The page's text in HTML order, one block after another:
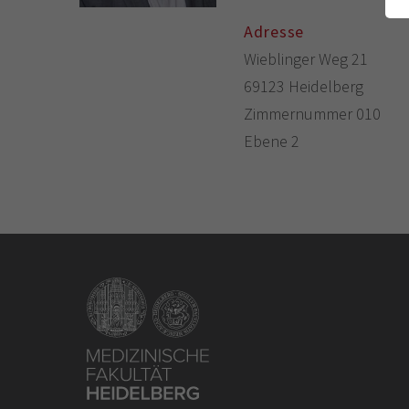
Adresse
Wieblinger Weg 21
69123 Heidelberg
Zimmernummer 010
Ebene 2